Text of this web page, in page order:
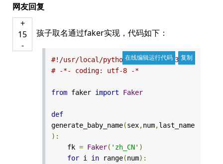
网友回复
+
15
-
孩子取名通过faker实现，代码如下：
#!/usr/local/python3/bin/python3
# -*- coding: utf-8 -*
fromfaker import Faker
def
generate_baby_name(sex,num,last_name
):
fk = Faker( 'zh_CN' )
fori inrange(num):